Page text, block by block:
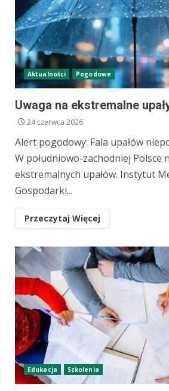
Aktualności Pogodowe
Uwaga na ekstremalne
24 czerwca 2026
Alert pogodowy: Fala upałów
W południowo-zachodniej Polsce
ekstremalnych upałów. Instytut
Gospodarki...
Przeczytaj Więcej
Edukacja Szkolenia